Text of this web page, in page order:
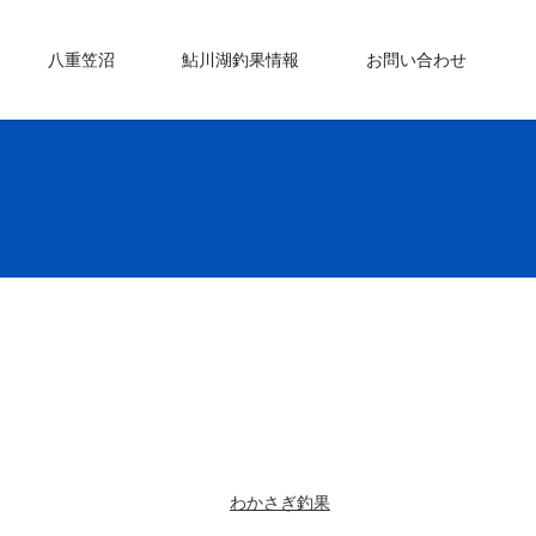
八重笠沼 鮎川湖釣果情報 お問い合わせ
わかさぎ釣果